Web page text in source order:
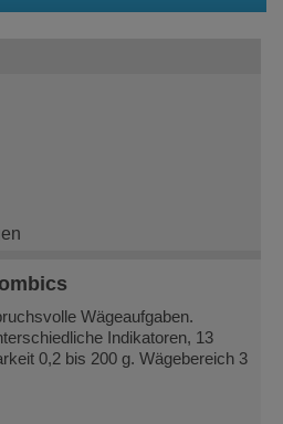
Wägeaufgaben.
Indikatoren, 13
0,2 bis 200 g. Wägebereich 3